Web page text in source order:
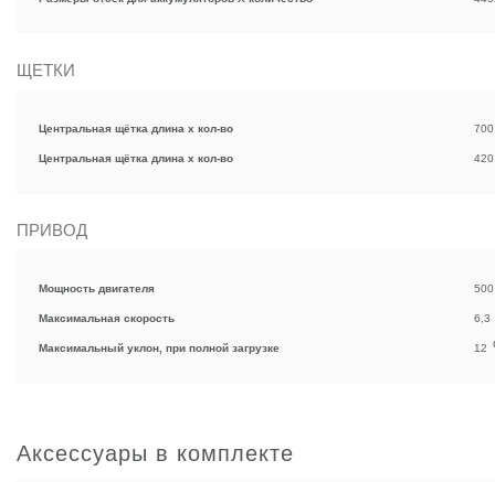
ЩЕТКИ
Центральная щётка длина х кол-во
Центральная щётка длина х кол-во
ПРИВОД
Мощность двигателя 500
Максимальная скорость 6,3
Максимальный уклон, при полной загрузке 12
Аксессуары в комплекте